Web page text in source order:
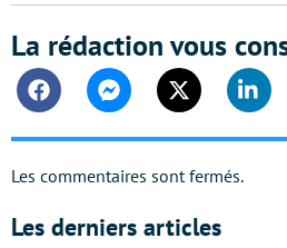
La rédaction vous
FacebookMessengerTwitter
Les commentaires sont fermés.
Les derniers articles